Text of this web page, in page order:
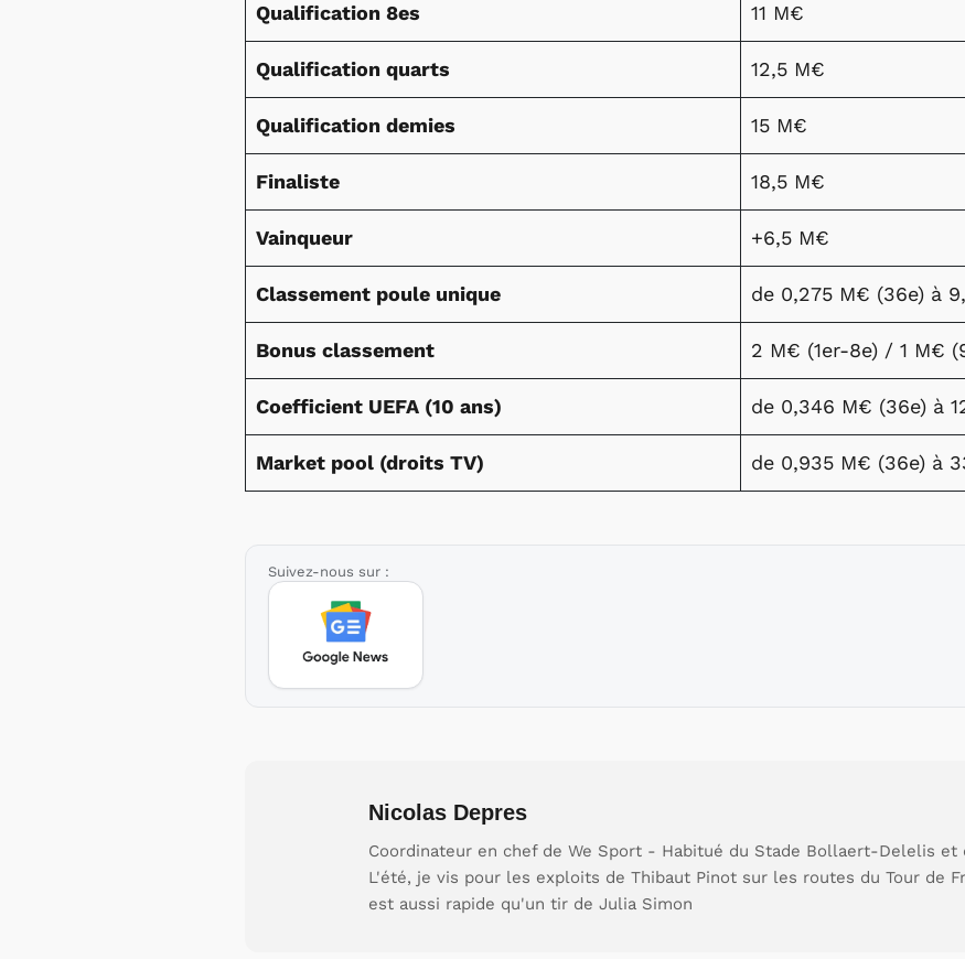
Qualification 8es 11 M€
Qualification quarts 12,5 M€
Qualification demies 15 M€
Finaliste 18,5 M€
Vainqueur +6,5 M€
Classement poule unique de 0,275 M€ (36e) à
Bonus classement 2 M€ (1er-8e) / 1 M€
Coefficient UEFA (10 ans) de 0,346 M€ (36e) à
Market pool (droits TV) de 0,935 M€ (36e) à
Suivez-nous sur :
Nicolas Depres
Coordinateur en chef de We Sport - Habitué du Stade Bollaert-Delelis et
L'été, je vis pour les exploits de Thibaut Pinot sur les routes du Tour de
est aussi rapide qu'un tir de Julia Simon